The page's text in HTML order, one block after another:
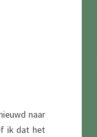
naar
ik dat het